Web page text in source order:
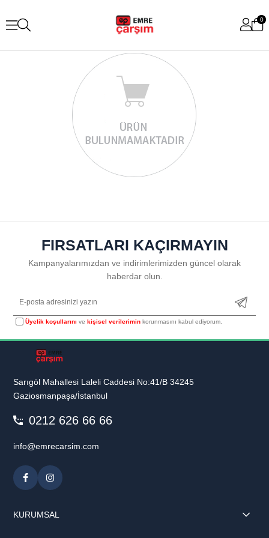
0
FIRSATLARI KAÇIRMAYIN
Kampanyalarımızdan ve indirimlerimizden güncel olarak
haberdar olun.
Üyelik koşullarını vekişisel verilerimin korunmasını kabul ediyorum.
Sarıgöl Mahallesi Laleli Caddesi No:41/B 34245
Gaziosmanpaşa/İstanbul
0212 626 66 66
info@emrecarsim.com
KURUMSAL